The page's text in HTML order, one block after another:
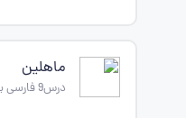
ماهلین
درس9 فارسی یازدهم